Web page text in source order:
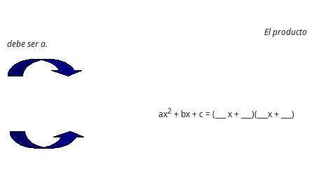
El producto
debe ser a.
ax2 + bx + c = (___ x + ___)(___x + ___)